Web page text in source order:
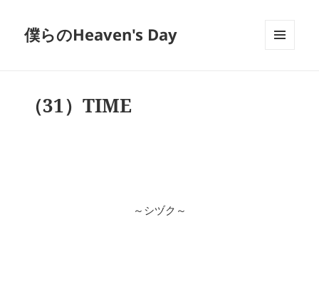
僕らのHeaven's Day
（31）TIME
～シヅク～